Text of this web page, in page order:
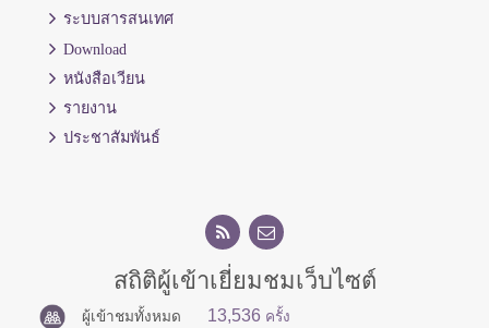
ระบบสารสนเทศ
Download
หนังสือเวียน
รายงาน
ประชาสัมพันธ์
สถิติผู้เข้าเยี่ยมชมเว็บไซต์
ผู้เข้าชมทั้งหมด 13,536 ครั้ง